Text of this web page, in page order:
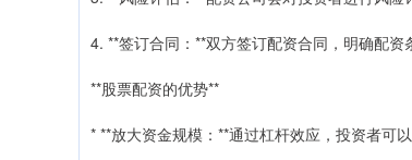
4. **签订合同：**双方签订配资合同，明确配资
**股票配资的优势**
* **放大资金规模：**通过杠杆效应，投资者可